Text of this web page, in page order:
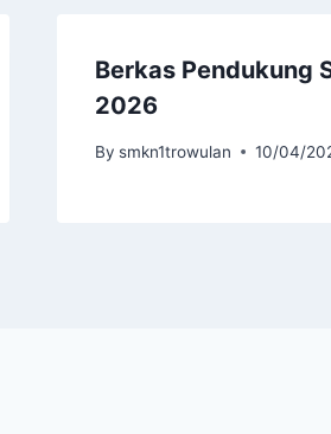
Berkas Pendukung
2026
By smkn1trowulan 10/04/